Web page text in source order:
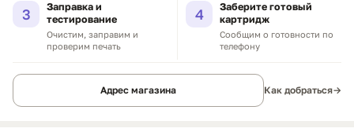
3
Заправка и
тестирование
Очистим, заправим и
проверим печать
4
Заберите готовый
картридж
Сообщим о готовности по
телефону
Адрес магазина Как добраться→